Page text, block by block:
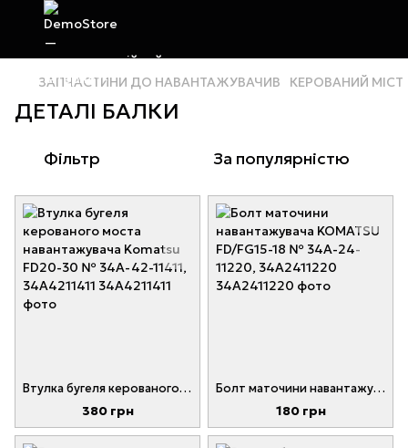
ЗАПЧАСТИНИ ДО НАВАНТАЖУВАЧИВ КЕРОВАНИЙ МІСТ
ДЕТАЛІ БАЛКИ
Фільтр За популярністю
Втулка бугеля керованого моста навантажувача Komatsu FD20-30 № 34A-42-11411, 34A4211411
380 грн
Болт маточини навантажувача KOMATSU FD/FG15-18 № 34A-24-11220, 34A2411220
180 грн